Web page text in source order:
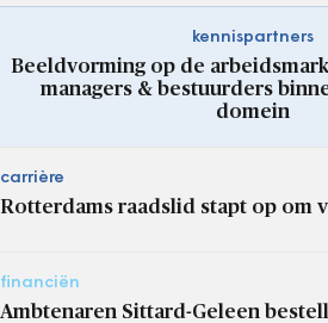
kennispartners
Beeldvorming op de
managers & bestuurders
domein
carrière
Rotterdams raadslid stapt op om
financiën
Ambtenaren Sittard-Geleen